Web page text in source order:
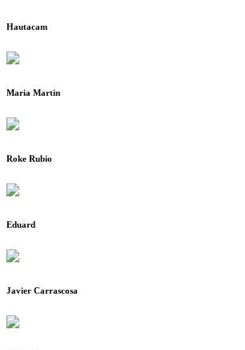
Hautacam
Maria Martin
Roke Rubio
Eduard
Javier Carrascosa